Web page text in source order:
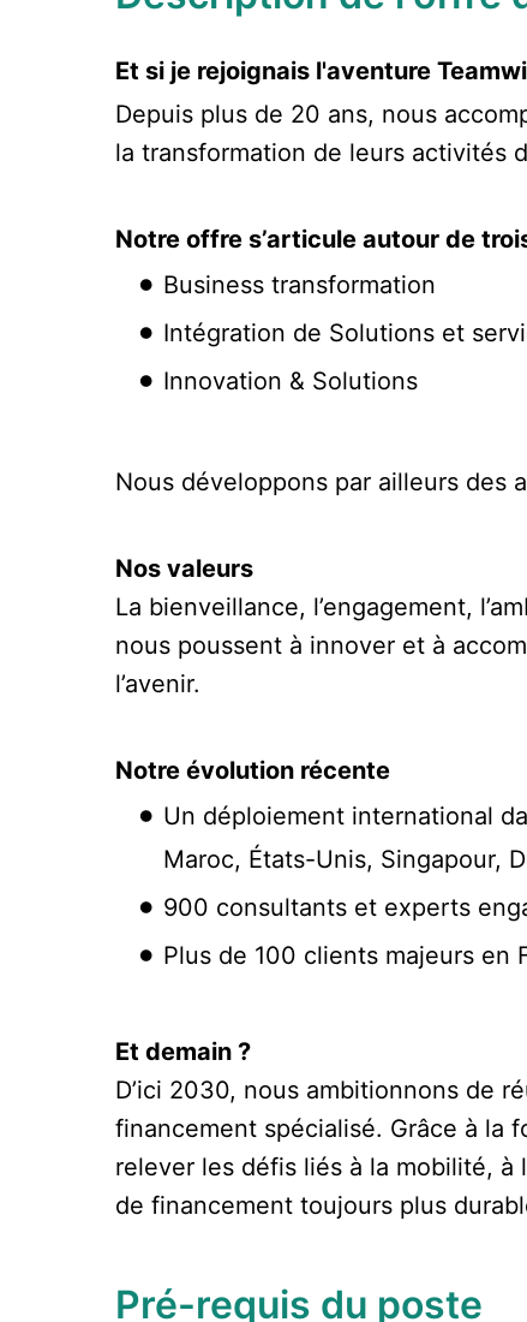
Et si je rejoignais l'aventure
Depuis plus de 20 ans, nous
la transformation de leurs activités
Notre offre s’articule autour de
Business transformation
Intégration de Solutions et
Innovation & Solutions
Nous développons par ailleurs des
Nos valeurs
La bienveillance, l’engagement,
nous poussent à innover et à
l’avenir.
Notre évolution récente
Un déploiement international
Maroc, États-Unis, Singapour,
900 consultants et experts
Plus de 100 clients majeurs en
Et demain ?
D’ici 2030, nous ambitionnons de
financement spécialisé. Grâce à la
relever les défis liés à la mobilité, à
de financement toujours plus
Pré-requis du poste